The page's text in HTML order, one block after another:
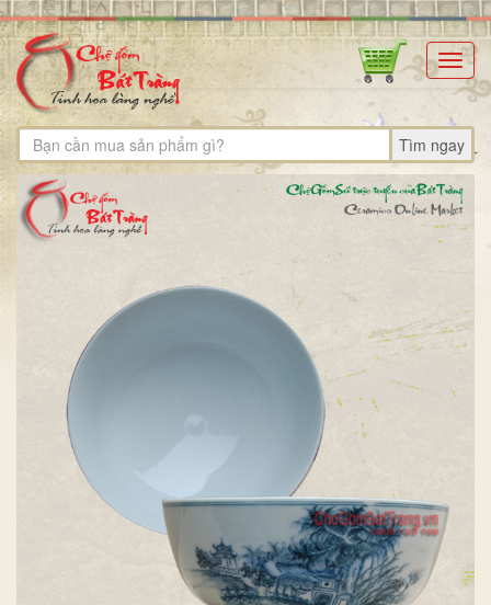
Tìm ngay